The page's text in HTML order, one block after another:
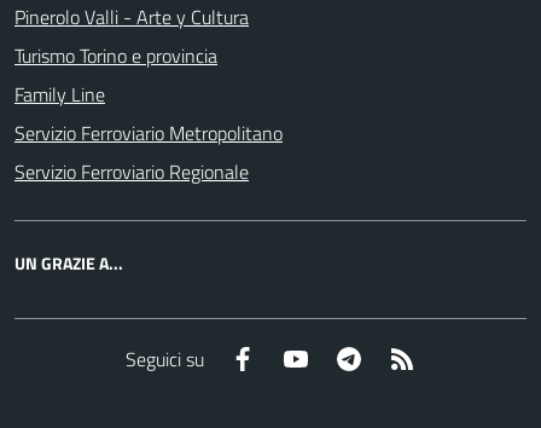
Pinerolo Valli - Arte y Cultura
Turismo Torino e provincia
Family Line
Servizio Ferroviario Metropolitano
Servizio Ferroviario Regionale
UN GRAZIE A...
Seguici su Facebook YouTube Telegram